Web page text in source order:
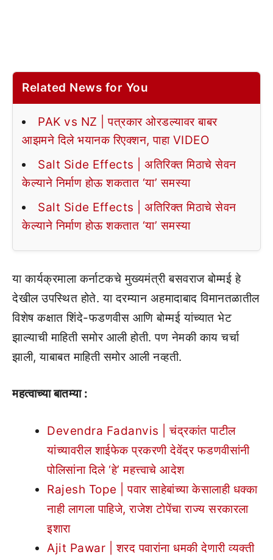
Related News for You
PAK vs NZ | पत्रकार ओरडल्यावर बाबर
आझमने दिले भयानक रिएक्शन, पाहा VIDEO
Salt Side Effects | अतिरिक्त मिठाचे सेवन
केल्याने निर्माण होऊ शकतात ‘या’ समस्या
Salt Side Effects | अतिरिक्त मिठाचे सेवन
केल्याने निर्माण होऊ शकतात ‘या’ समस्या
या कार्यक्रमाला कर्नाटकचे मुख्यमंत्री बसवराज बोम्मई हे
देखील उपस्थित होते. या दरम्यान अहमादाबाद विमानतळातील
विशेष कक्षात शिंदे-फडणवीस आणि बोम्मई यांच्यात भेट
झाल्याची माहिती समोर आली होती. पण नेमकी काय चर्चा
झाली, याबाबत माहिती समोर आली नव्हती.
महत्वाच्या बातम्या :
Devendra Fadanvis | चंद्रकांत पाटील
यांच्यावरील शाईफेक प्रकरणी देवेंद्र फडणवीसांनी
पोलिसांना दिले ‘हे’ महत्त्वाचे आदेश
Rajesh Tope | पवार साहेबांच्या केसालाही धक्का
नाही लागला पाहिजे, राजेश टोपेंचा राज्य सरकारला
इशारा
Ajit Pawar | शरद पवारांना धमकी देणारी व्यक्ती